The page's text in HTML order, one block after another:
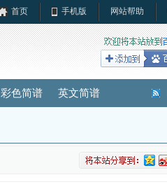
首页 手机版 网站帮助
彩色简谱 英文简谱